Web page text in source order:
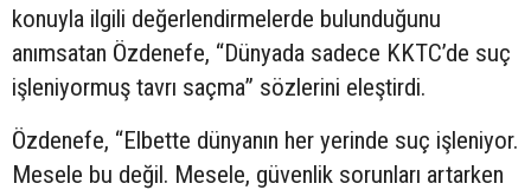
konuyla ilgili değerlendirmelerde bulunduğunu
anımsatan Özdenefe, “Dünyada sadece KKTC’de suç
işleniyormuş tavrı saçma” sözlerini eleştirdi.
Özdenefe, “Elbette dünyanın her yerinde suç işleniyor.
Mesele bu değil. Mesele, güvenlik sorunları artarken